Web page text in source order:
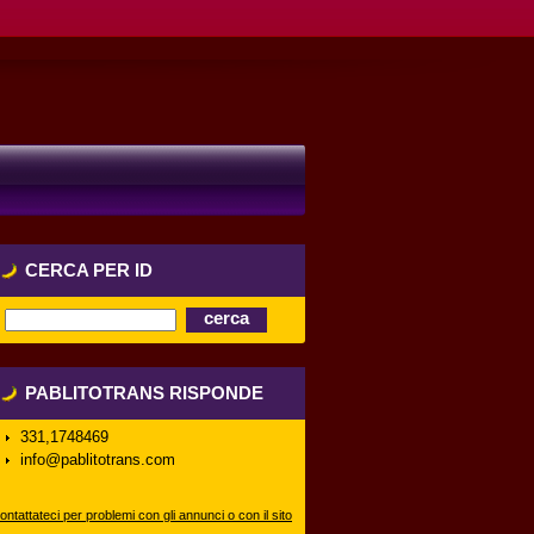
CERCA PER ID
PABLITOTRANS RISPONDE
331,1748469
info@pablitotrans.com
per problemi con gli annunci o con il sito